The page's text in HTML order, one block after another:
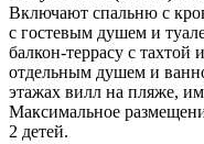
Включают спальню с
с гостевым душем и
балкон-террасу с
отдельным душем и
этажах вилл на пляже,
Максимальное
2 детей.